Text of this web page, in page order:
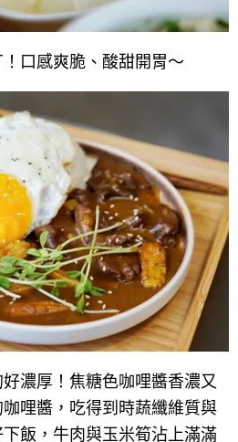
口感爽脆、酸甜開胃～
濃厚！焦糖色咖哩醬香濃又
哩醬，吃得到時蔬纖維質與
飯，牛肉與玉米筍沾上滿滿